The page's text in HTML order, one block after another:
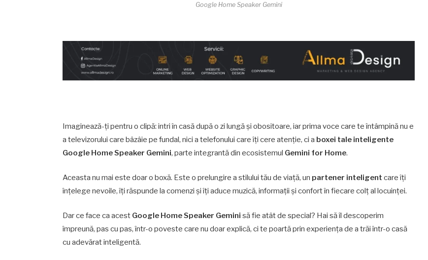
Google Home Speaker Gemini
Imaginează-ți pentru o clipă: intri în casă după o zi lungă și obositoare, iar prima voce care te întâmpină nu e
a televizorului care bâzâie pe fundal, nici a telefonului care îți cere atenție, ci a boxei tale inteligente
Google Home Speaker Gemini, parte integrantă din ecosistemul Gemini for Home.
Aceasta nu mai este doar o boxă. Este o prelungire a stilului tău de viață, un partener inteligent care îți
înțelege nevoile, îți răspunde la comenzi și îți aduce muzică, informații și confort în fiecare colț al locuinței.
Dar ce face ca acest Google Home Speaker Gemini să fie atât de special? Hai să îl descoperim
împreună, pas cu pas, într-o poveste care nu doar explică, ci te poartă prin experiența de a trăi într-o casă
cu adevărat inteligentă.